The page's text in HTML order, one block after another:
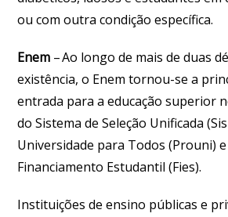
ou com outra condição específica.
Enem – Ao longo de mais de duas
existência, o Enem tornou-se a
entrada para a educação superior
do Sistema de Seleção Unificada
Universidade para Todos (Prouni)
Financiamento Estudantil (Fies).
Instituições de ensino públicas e